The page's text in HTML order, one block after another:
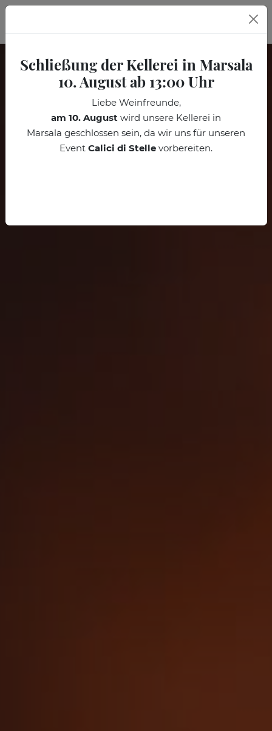
DE
Schließung der Kellerei in Marsala
10. August ab 13:00 Uhr
Liebe Weinfreunde,
am 10. August wird unsere Kellerei in
Marsala geschlossen sein, da wir uns für unseren
Event Calici di Stelle vorbereiten.